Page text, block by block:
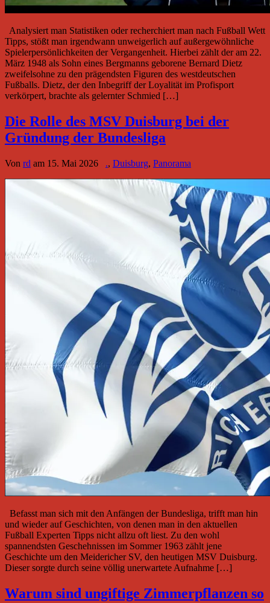
Analysiert man Statistiken oder recherchiert man nach Fußball Wett
Tipps, stößt man irgendwann unweigerlich auf außergewöhnliche
Spielerpersönlichkeiten der Vergangenheit. Hierbei zählt der am 22.
März 1948 als Sohn eines Bergmanns geborene Bernard Dietz
zweifelsohne zu den prägendsten Figuren des westdeutschen
Fußballs. Dietz, der den Inbegriff der Loyalität im Profisport
verkörpert, brachte als gelernter Schmied […]
Die Rolle des MSV Duisburg bei der
Gründung der Bundesliga
Von rd am 15. Mai 2026 ., Duisburg, Panorama
Befasst man sich mit den Anfängen der Bundesliga, trifft man hin
und wieder auf Geschichten, von denen man in den aktuellen
Fußball Experten Tipps nicht allzu oft liest. Zu den wohl
spannendsten Geschehnissen im Sommer 1963 zählt jene
Geschichte um den Meidericher SV, den heutigen MSV Duisburg.
Dieser sorgte durch seine völlig unerwartete Aufnahme […]
Warum sind ungiftige Zimmerpflanzen so